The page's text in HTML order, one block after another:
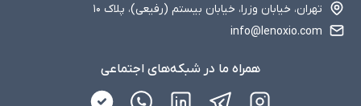
تهران، خیابان وزرا، خیابان بیستم (رفیعی)، پلاک ۱۰
info@lenoxio.com
همراه ما در شبکه‌های اجتماعی